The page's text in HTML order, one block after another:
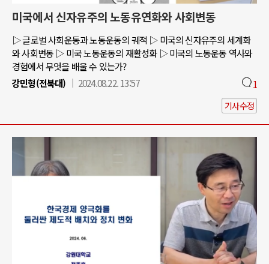
미국에서 신자유주의 노동유연화와 사회변동
▷ 글로벌 사회운동과 노동운동의 궤적 ▷ 미국의 신자유주의 세계화
와 사회변동 ▷ 미국 노동운동의 재활성화 ▷ 미국의 노동운동 역사와
경험에서 무엇을 배울 수 있는가?
강민형(전북대)
2024.08.22. 13:57 1
기사수정